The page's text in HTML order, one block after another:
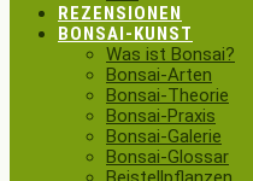
REZENSIONEN
BONSAI-KUNST
Was ist Bonsai?
Bonsai-Arten
Bonsai-Theorie
Bonsai-Praxis
Bonsai-Galerie
Bonsai-Glossar